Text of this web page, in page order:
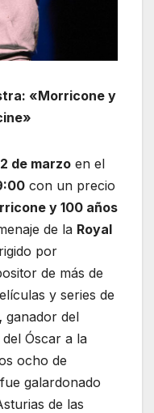
«Morricone y
2 de marzo en el
con un precio
y 100 años
de la Royal
por
de más de
y series de
ganador del
Óscar a la
ocho de
galardonado
de las